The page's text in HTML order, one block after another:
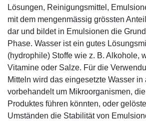
Lösungen, Reinigungsmittel,
mit dem mengenmässig grössten
dar und bildet in Emulsionen die
Phase. Wasser ist ein gutes
(hydrophile) Stoffe wie z. B. Alkohole,
Vitamine oder Salze. Für die
Mitteln wird das eingesetzte Wasser in
vorbehandelt um Mikroorganismen,
Produktes führen könnten, oder
Umständen die Stabilität von